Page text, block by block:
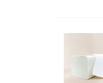
мм*140